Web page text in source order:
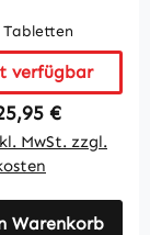
Tabletten
verfügbar
Preis:
€
MwSt. zzgl.
Warenkorb